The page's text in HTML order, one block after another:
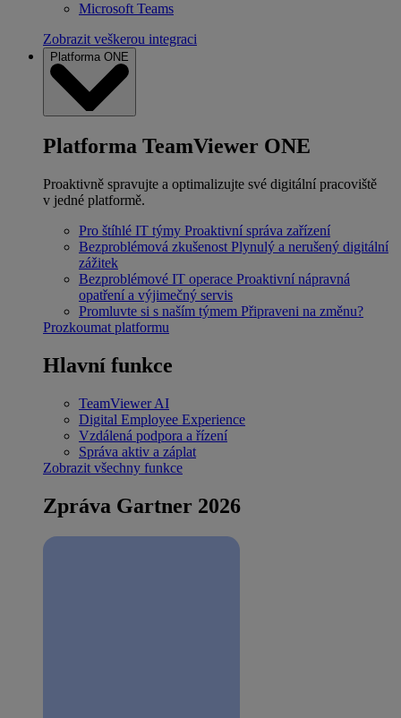
Microsoft Teams
Zobrazit veškerou integraci
Platforma ONE
Platforma TeamViewer ONE
Proaktivně spravujte a optimalizujte své digitální pracoviště
v jedné platformě.
Pro štíhlé IT týmy Proaktivní správa zařízení
Bezproblémová zkušenost Plynulý a nerušený digitální
zážitek
Bezproblémové IT operace Proaktivní nápravná
opatření a výjimečný servis
Promluvte si s naším týmem Připraveni na změnu?
Prozkoumat platformu
Hlavní funkce
TeamViewer AI
Digital Employee Experience
Vzdálená podpora a řízení
Správa aktiv a záplat
Zobrazit všechny funkce
Zpráva Gartner 2026